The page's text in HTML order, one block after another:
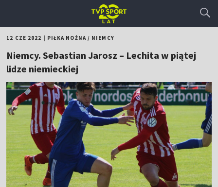
12 CZE 2022 PIŁKA NOŻNA/ NIEMCY
Niemcy. Sebastian Jarosz – Lechita w piątej
lidze niemieckiej